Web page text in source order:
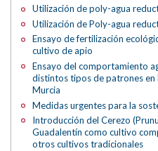
Utilización de poly-agua
Utilización de Poly-agua
Ensayo de fertilización
cultivo de apio
Ensayo del comportamiento
distintos tipos de patrones en
Murcia
Medidas urgentes para la
Introducción del Cerezo
Guadalentín como cultivo
otros cultivos tradicionales